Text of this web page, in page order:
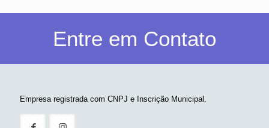
Entre em Contato
Empresa registrada com CNPJ e Inscrição Municipal.